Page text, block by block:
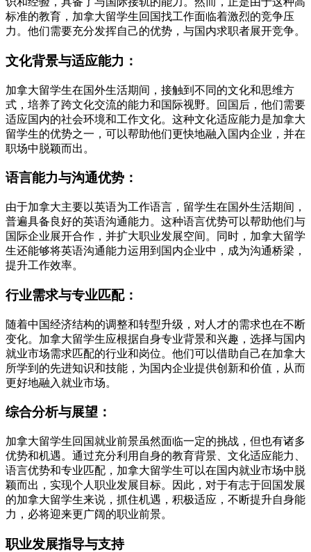
标准的教育，加拿大留学生回国找工作面临着激烈的竞争压
力。他们需要充分发挥自己的优势，与国内求职者展开竞争。
文化背景与适应能力：
加拿大留学生在国外生活期间，接触到不同的文化和思维方
式，培养了跨文化交流的能力和国际视野。回国后，他们需要
适应国内的社会环境和工作文化。这种文化适应能力是加拿大
留学生的优势之一，可以帮助他们更快地融入国内企业，并在
职场中脱颖而出。
语言能力与沟通优势：
由于加拿大主要以英语为工作语言，留学生在国外生活期间，
普遍具备良好的英语沟通能力。这种语言优势可以帮助他们与
国际企业展开合作，并扩大职业发展空间。同时，加拿大留学
生还能够将英语沟通能力运用到国内企业中，成为沟通桥梁，
提升工作效率。
行业需求与专业匹配：
随着中国经济结构的调整和转型升级，对人才的需求也在不断
变化。加拿大留学生应根据自身专业背景和兴趣，选择与国内
就业市场需求匹配的行业和岗位。他们可以借助自己在加拿大
所学到的先进知识和技能，为国内企业提供创新和价值，从而
更好地融入就业市场。
综合分析与展望：
加拿大留学生回国就业前景虽然面临一定的挑战，但也有诸多
优势和机遇。通过充分利用自身的教育背景、文化适应能力、
语言优势和专业匹配，加拿大留学生可以在国内就业市场中脱
颖而出，实现个人职业发展目标。因此，对于有志于回国发展
的加拿大留学生来说，抓住机遇，积极适应，不断提升自身能
力，必将迎来更广阔的职业前景。
职业发展指导与支持